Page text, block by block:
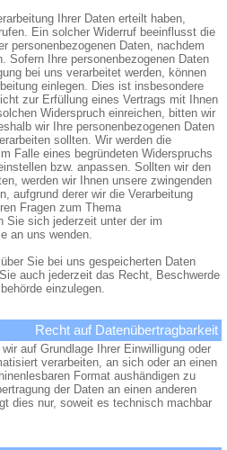
Ihrer Daten erteilt haben,
Ein solcher Widerruf beeinflusst die
personenbezogenen Daten, nachdem
Sofern Ihre personenbezogenen Daten
bei uns verarbeitet werden, können
einlegen. Dies ist insbesondere
zur Erfüllung eines Vertrags mit Ihnen
Widerspruch einreichen, bitten wir
wir Ihre personenbezogenen Daten
sollten. Wir werden die
Falle eines begründeten Widerspruchs
bzw. anpassen. Sollten wir den
werden wir Ihnen unsere zwingenden
aufgrund derer wir die Verarbeitung
Fragen zum Thema
Sie sich jederzeit unter der im
an uns wenden.
Sie bei uns gespeicherten Daten
auch jederzeit das Recht, Beschwerde
einzulegen.
Recht auf Datenübertragbarkeit
auf Grundlage Ihrer Einwilligung oder
verarbeiten, an sich oder an einen
Format aushändigen zu
der Daten an einen anderen
dies nur, soweit es technisch machbar